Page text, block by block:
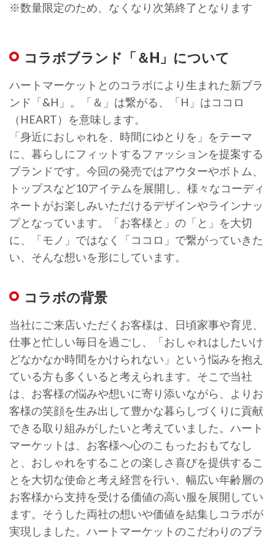
※数量限定のため、なくなり次第終了となります
コラボブランド「＆H」について
ハートマーケットとのコラボにより生まれた新ブラ
ンド「&H」。「＆」は繋がる、「H」はココロ
（HEART）を意味します。
「身近におしゃれを、時間にゆとりを」をテーマ
に、暮らしにフィットするファッションを提案する
ブランドです。今回の発売ではアウターやボトム、
トップスなど10アイテムを展開し、様々なコーディ
ネートがお楽しみいただけるデザインやラインナッ
プとなっています。「お客様と」の「と」を大切
に、「モノ」ではなく「ココロ」で繋がっていきた
い、そんな想いを形にしています。
コラボの背景
当社にご来店いただくお客様は、日頃家事や育児、
仕事と忙しい毎日を過ごし、「おしゃれはしたいけ
どなかなか時間をかけられない」という悩みを抱え
ている方も多くいると考えられます。そこで当社
は、お客様の悩みや想いに寄り添いながら、よりお
客様の笑顔を生み出して豊かな暮らしづくりに貢献
できる取り組みがしたいと考えていました。ハート
マーケットは、お客様へ心のこもったおもてなし
と、おしゃれをすることの楽しさ喜びを提供するこ
とを大切な使命と考え経営を行い、幅広い年齢層の
お客様から支持を受ける価値の高い服を展開してい
ます。そうした両社の想いや価値を結集しコラボが
実現しました。ハートマーケットのこだわりのブラ